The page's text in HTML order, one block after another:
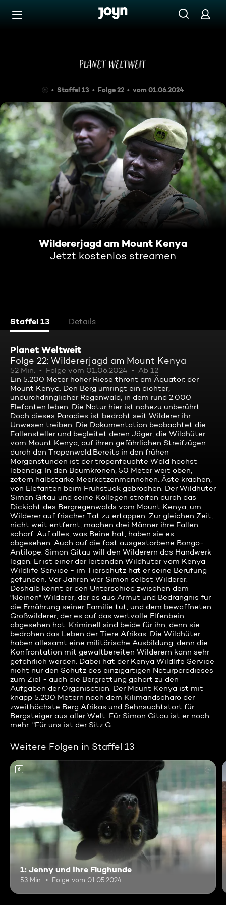
Zum Inhalt springen
Staffel 13 Folge 22 vom 01.06.2024
Wildererjagd am Mount Kenya
Jetzt kostenlos streamen
Staffel 13 Details
Planet Weltweit
Folge 22: Wildererjagd am Mount Kenya
52 Min. Folge vom 01.06.2024
Ab 12
Ein 5.200 Meter hoher Riese thront am Äquator: der
Mount Kenya. Den Berg umringt ein dichter,
undurchdringlicher Regenwald, in dem rund 2.000
Elefanten leben. Die Natur hier ist nahezu unberührt.
Doch dieses Paradies ist bedroht seit Wilderer ihr
Unwesen treiben. Die Dokumentation beobachtet die
Fallensteller und begleitet deren Jäger, die Wildhüter
vom Mount Kenya, auf ihren gefährlichen Streifzügen
durch den Tropenwald.Bereits in den frühen
Morgenstunden ist der tropenfeuchte Wald höchst
lebendig: In den Baumkronen, 50 Meter weit oben,
zetern halbstarke Meerkatzenmännchen. Äste krachen,
von Elefanten beim Frühstück gebrochen. Der Wildhüter
Simon Gitau und seine Kollegen streifen durch das
Dickicht des Bergregenwalds vom Mount Kenya, um
Wilderer auf frischer Tat zu ertappen. Zur gleichen Zeit,
nicht weit entfernt, machen drei Männer ihre Fallen
scharf. Auf alles, was Beine hat, haben sie es
abgesehen. Auch auf die fast ausgestorbene Bongo-
Antilope. Simon Gitau will den Wilderern das Handwerk
legen. Er ist einer der leitenden Wildhüter vom Kenya
Wildlife Service - im Tierschutz hat er seine Berufung
gefunden. Vor Jahren war Simon selbst Wilderer.
Deshalb kennt er den Unterschied zwischen dem
"kleinen" Wilderer, der es aus Armut und Bedrängnis für
die Ernährung seiner Familie tut, und dem bewaffneten
Großwilderer, der es auf das wertvolle Elfenbein
abgesehen hat. Kriminell sind beide für ihn, denn sie
bedrohen das Leben der Tiere Afrikas. Die Wildhüter
haben allesamt eine militärische Ausbildung, denn die
Konfrontation mit gewaltbereiten Wilderern kann sehr
gefährlich werden. Dabei hat der Kenya Wildlife Service
nicht nur den Schutz des einzigartigen Naturparadieses
zum Ziel - auch die Bergrettung gehört zu den
Aufgaben der Organisation. Der Mount Kenya ist mit
knapp 5.200 Metern nach dem Kilimandscharo der
zweithöchste Berg Afrikas und Sehnsuchtstort für
Bergsteiger aus aller Welt. Für Simon Gitau ist er noch
mehr: "Für uns ist der Sitz G
Weitere Folgen in Staffel 13
6
1: Jenny und ihre Flughunde
53 Min. Folge vom 01.05.2024